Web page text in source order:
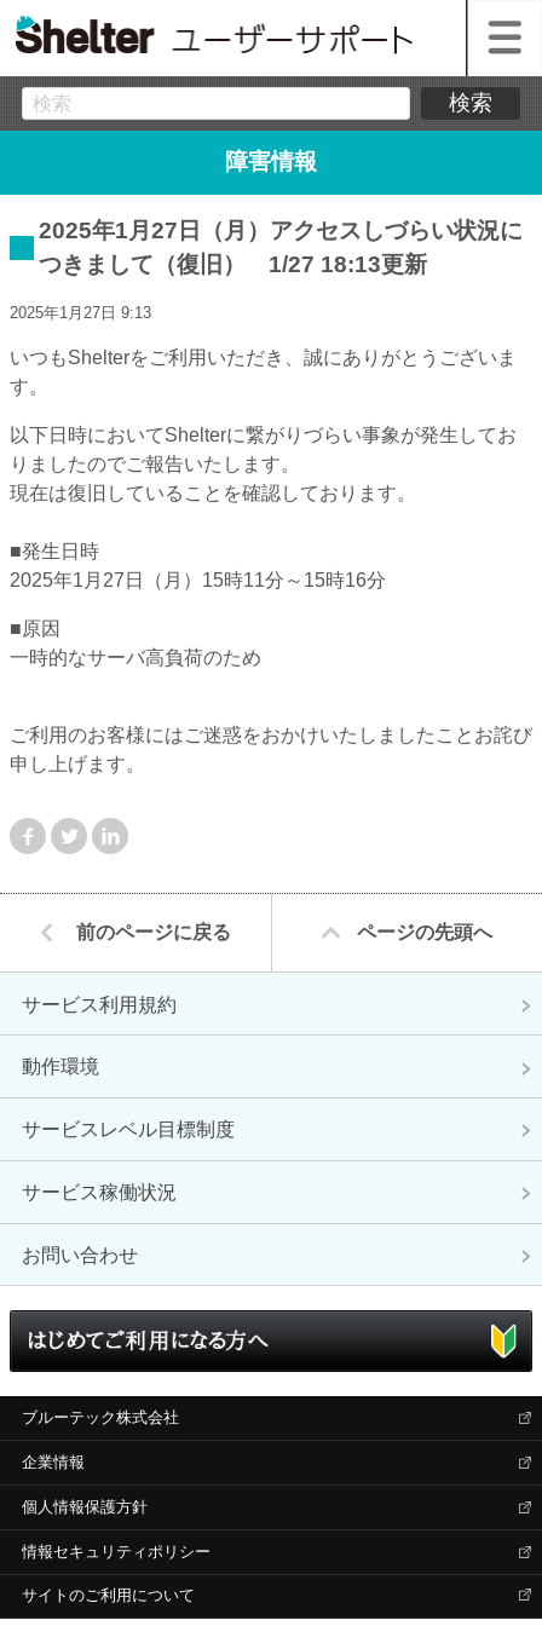
障害情報
2025年1月27日（月）アクセスしづらい状況に
つきまして（復旧） 1/27 18:13更新
2025年1月27日 9:13
いつもShelterをご利用いただき、誠にありがとうございま
す。
以下日時においてShelterに繋がりづらい事象が発生してお
りましたのでご報告いたします。
現在は復旧していることを確認しております。
■発生日時
2025年1月27日（月）15時11分～15時16分
■原因
一時的なサーバ高負荷のため
ご利用のお客様にはご迷惑をおかけいたしましたことお詫び
申し上げます。
Facebook
Twitter
前のページに戻る ページの先頭へ
サービス利用規約
動作環境
サービスレベル目標制度
サービス稼働状況
お問い合わせ
ブルーテック株式会社
企業情報
個人情報保護方針
情報セキュリティポリシー
サイトのご利用について